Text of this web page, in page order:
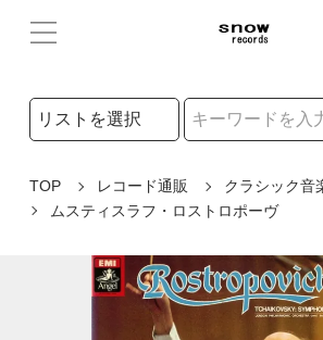
検索リストの選択
TOP レコード通販
クラシック音
ムスティスラフ・ロストロポーヴ